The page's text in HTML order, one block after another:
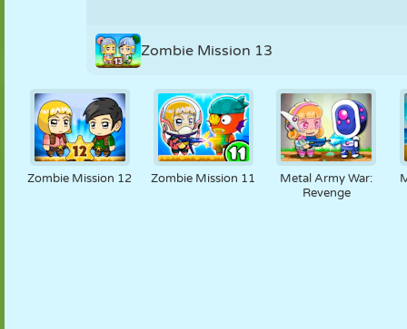
Zombie Mission 13
Zombie Mission 12 Zombie Mission 11
Metal Army War:
Revenge